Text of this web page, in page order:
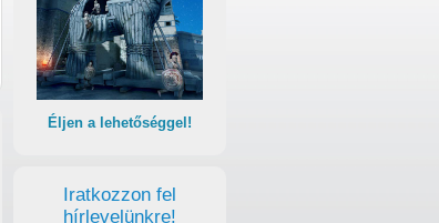
Éljen a lehetőséggel!
Iratkozzon fel
hírlevelünkre!